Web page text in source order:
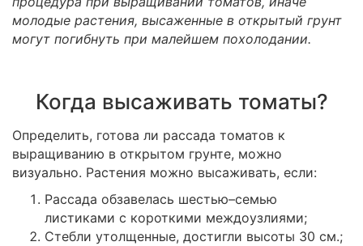
молодые растения, высаженные в открытый грунт
могут погибнуть при малейшем похолодании.
Когда высаживать томаты?
Определить, готова ли рассада томатов к
выращиванию в открытом грунте, можно
визуально. Растения можно высаживать, если:
Рассада обзавелась шестью–семью
листиками с короткими междоузлиями;
Стебли утолщенные, достигли высоты 30 см.;